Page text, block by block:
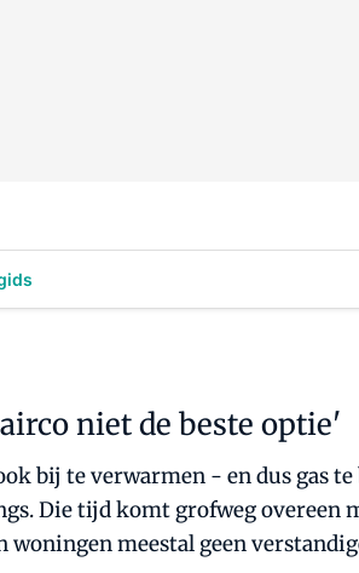
niet de beste optie'
bij te verwarmen - en dus gas
Die tijd komt grofweg
meestal geen